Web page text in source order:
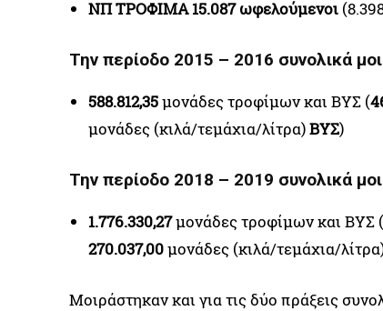
ΝΠ ΤΡΟΦΙΜΑ 15.087 ωφελούμενοι
Την περίοδο 2015 – 2016 συνολικά
588.812,35μονάδες τροφίμων και ΒΥΣ (
μονάδες (κιλά/τεμάχια/λίτρα)ΒΥΣ)
Την περίοδο 2018 – 2019 συνολικά
1.776.330,27μονάδες τροφίμων και ΒΥΣ (
270.037,00μονάδες (κιλά/τεμάχια/
Μοιράστηκαν και για τις δύο πράξεις